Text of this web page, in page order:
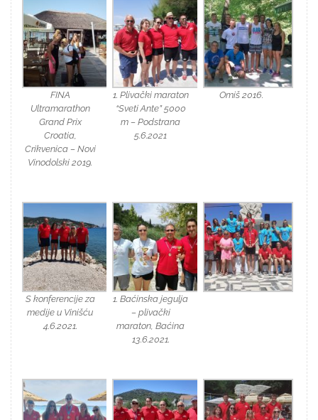
FINA
Ultramarathon
Grand Prix
Croatia,
Crikvenica – Novi
Vinodolski 2019.
1. Plivački maraton
“Sveti Ante” 5000
m – Podstrana
5.6.2021
Omiš 2016.
S konferencije za
medije u Vinišću
4.6.2021.
1. Baćinska jegulja
– plivački
maraton, Baćina
13.6.2021.